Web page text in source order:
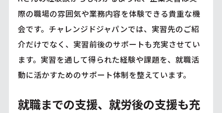
際の職場の雰囲気や業務内容を体験できる貴重な機
会です。チャレンジドジャパンでは、実習先のご紹
介だけでなく、実習前後のサポートも充実させてい
ます。実習を通して得られた経験や課題を、就職活
動に活かすためのサポート体制を整えています。
就職までの支援、就労後の支援も充